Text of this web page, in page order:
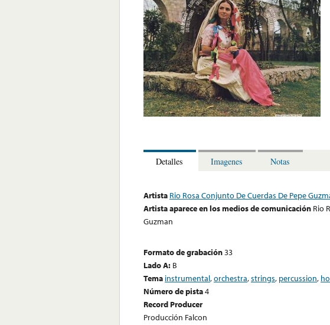
Detalles Imagenes Notas
Artista Rio Rosa Conjunto De Cuerdas De Pepe
Artista aparece en los medios de comunicación Rio
Guzman
Formato de grabación33
Lado A: B
Tema instrumental,orchestra,strings, percussion,
Número de pista4
Record Producer
Producción Falcon